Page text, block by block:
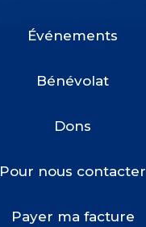
Événements
Bénévolat
Dons
Pour nous contacter
Payer ma facture